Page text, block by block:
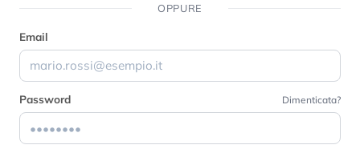
OPPURE
Email
Password Dimenticata?